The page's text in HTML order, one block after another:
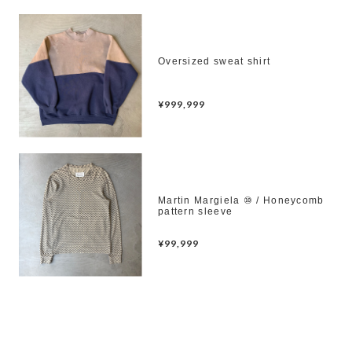
Oversized sweat shirt
¥999,999
Martin Margiela ⑩ / Honeycomb
pattern sleeve
¥99,999